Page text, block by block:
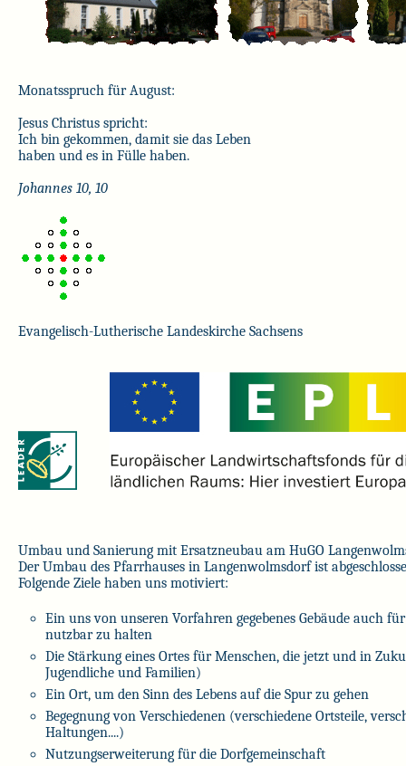
Monatsspruch für August:
Jesus Christus spricht:
Ich bin gekommen, damit sie das Leben
haben und es in Fülle haben.
Johannes 10, 10
Evangelisch-Lutherische Landeskirche Sachsens
Umbau und Sanierung mit Ersatzneubau am HuGO
Der Umbau des Pfarrhauses in Langenwolmsdorf ist
Folgende Ziele haben uns motiviert:
Ein uns von unseren Vorfahren gegebenes Gebäude auch
nutzbar zu halten
Die Stärkung eines Ortes für Menschen, die jetzt und in
Jugendliche und Familien)
Ein Ort, um den Sinn des Lebens auf die Spur zu gehen
Begegnung von Verschiedenen (verschiedene Ortsteile,
Haltungen....)
Nutzungserweiterung für die Dorfgemeinschaft